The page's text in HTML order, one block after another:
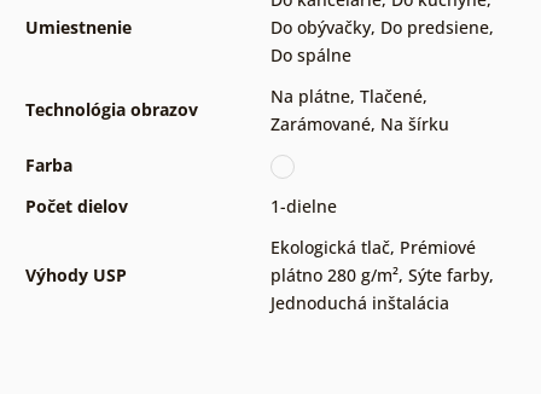
Umiestnenie
Do obývačky, Do predsiene,
Do spálne
Technológia obrazov
Na plátne, Tlačené,
Zarámované, Na šírku
Farba
Počet dielov
1-dielne
Výhody USP
Ekologická tlač, Prémiové
plátno 280 g/m², Sýte farby,
Jednoduchá inštalácia